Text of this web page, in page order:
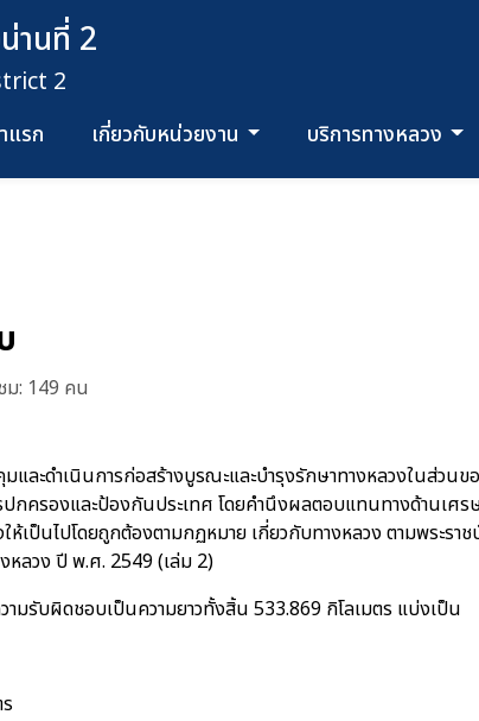
านที่ 2
2
แรก เกี่ยวกับหน่วยงาน บริการทางหลวง
ม: 149 คน
และดำเนินการก่อสร้างบูรณะและบำรุงรักษาทางหลวงในส่วน
กครองและป้องกันประเทศ โดยคำนึงผลตอบแทนทางด้านเศร
ห้เป็นไปโดยถูกต้องตามกฏหมาย เกี่ยวกับทางหลวง ตามพระ
ลวง ปี พ.ศ. 2549 (เล่ม 2)
มรับผิดชอบเป็นความยาวทั้งสิ้น 533.869 กิโลเมตร แบ่งเป็น